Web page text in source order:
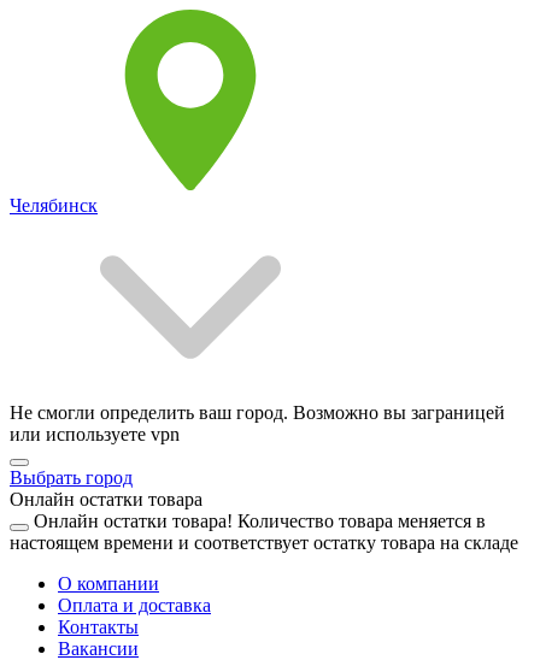
Челябинск
Не смогли определить ваш город. Возможно вы заграницей
или используете vpn
Выбрать город
Онлайн остатки товара
Онлайн остатки товара! Количество товара меняется в
настоящем времени и соответствует остатку товара на складе
О компании
Оплата и доставка
Контакты
Вакансии